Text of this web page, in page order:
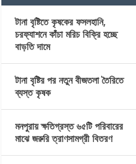
টানা বৃষ্টিতে কৃষকের ফসলহানি,
চরফ্যাশনে কাঁচা মরিচ বিক্রি হচ্ছে
বাড়তি দামে
টানা বৃষ্টির পর নতুন বীজতলা তৈরিতে
ব্যস্ত কৃষক
মনপুরায় ক্ষতিগ্রস্ত ৬৫টি পরিবারের
মাঝে জরুরি ত্রাণসামগ্রী বিতরণ